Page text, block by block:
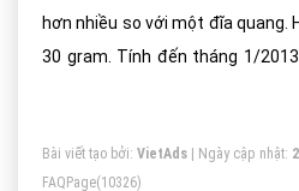
hơn nhiều so với một đĩa quang.
30 gram. Tính đến tháng 1/
Bài viết tạo bởi: VietAds | Ngày cập nhật:
FAQPage(10326)